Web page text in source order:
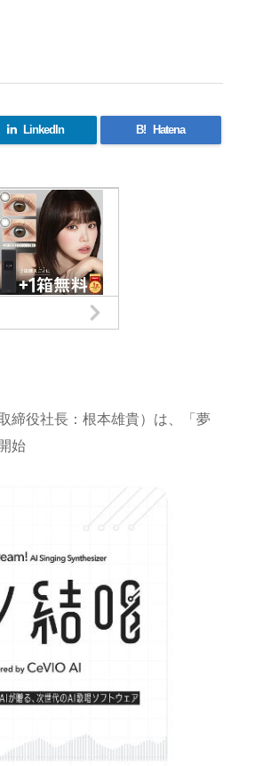
LinkedIn B! Hatena
締役社長：根本雄貴）は、「夢
始